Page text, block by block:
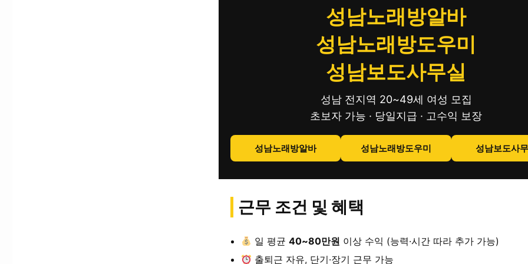
성남노래방알바
성남노래방도우미
성남보도사무실
성남 전지역 20~49세 여성 모집
초보자 가능 · 당일지급 · 고수익 보장
성남노래방알바 성남노래방도우미 성남보도사
근무 조건 및 혜택
일 평균40~80만원 이상 수익 (능력·시간 따라 추가 가능)
출퇴근 자유, 단기·장기 근무 가능